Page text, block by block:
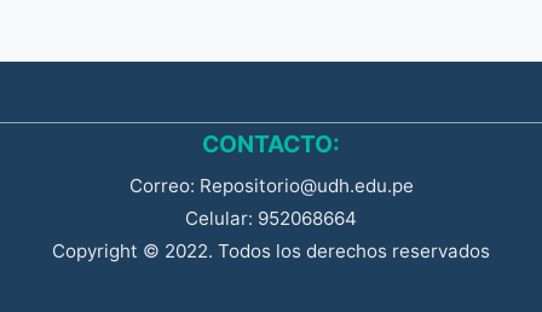
CONTACTO:
Correo: Repositorio@udh.edu.pe
Celular: 952068664
Copyright © 2022. Todos los derechos reservados